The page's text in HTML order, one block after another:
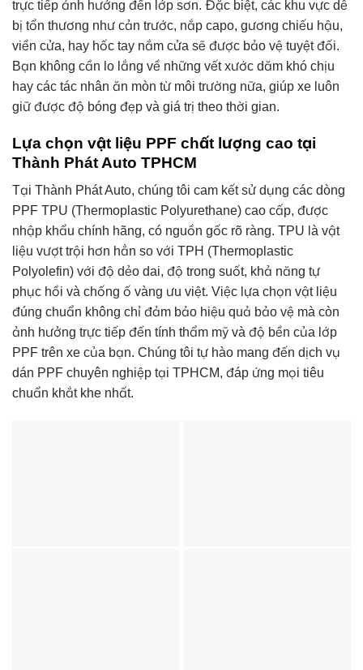
trực tiếp ảnh hưởng đến lớp sơn. Đặc biệt, các khu vực dễ
bị tổn thương như cản trước, nắp capo, gương chiếu hậu,
viền cửa, hay hốc tay nắm cửa sẽ được bảo vệ tuyệt đối.
Bạn không cần lo lắng về những vết xước dăm khó chịu
hay các tác nhân ăn mòn từ môi trường nữa, giúp xe luôn
giữ được độ bóng đẹp và giá trị theo thời gian.
Lựa chọn vật liệu PPF chất lượng cao tại
Thành Phát Auto TPHCM
Tại Thành Phát Auto, chúng tôi cam kết sử dụng các dòng
PPF TPU (Thermoplastic Polyurethane) cao cấp, được
nhập khẩu chính hãng, có nguồn gốc rõ ràng. TPU là vật
liệu vượt trội hơn hẳn so với TPH (Thermoplastic
Polyolefin) với độ dẻo dai, độ trong suốt, khả năng tự
phục hồi và chống ố vàng ưu việt. Việc lựa chọn vật liệu
đúng chuẩn không chỉ đảm bảo hiệu quả bảo vệ mà còn
ảnh hưởng trực tiếp đến tính thẩm mỹ và độ bền của lớp
PPF trên xe của bạn. Chúng tôi tự hào mang đến dịch vụ
dán PPF chuyên nghiệp tại TPHCM, đáp ứng mọi tiêu
chuẩn khắt khe nhất.